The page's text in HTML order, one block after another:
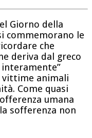
Giorno della
commemorano le
che
deriva dal greco
vittime animali
Come quasi
umana
sofferenza non